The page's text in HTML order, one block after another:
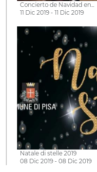
Concierto de Navidad en...
11 Dic 2019 - 11 Dic 2019
Natale di stelle 2019
08 Dic 2019 - 08 Dic 2019